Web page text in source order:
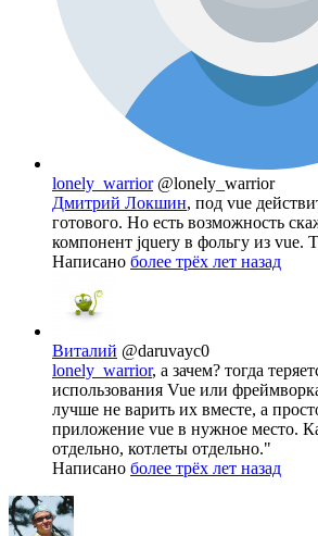
lonely_warrior @lonely_warrior
Дмитрий Локшин, под vue
готового. Но есть возможность
компонент jquery в фольгу из vue.
Написано более трёх лет назад
Виталий @daruvayc0
lonely_warrior, а зачем? тогда
использования Vue или
лучше не варить их вместе, а
приложение vue в нужное место.
отдельно, котлеты отдельно."
Написано более трёх лет назад